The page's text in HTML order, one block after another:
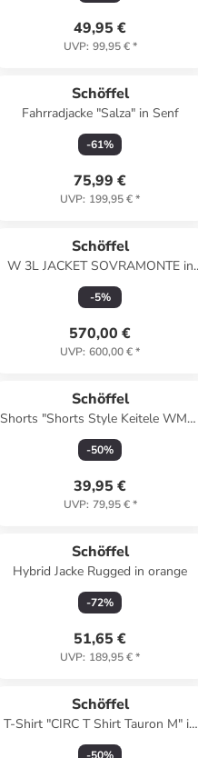
49,95 €
UVP: 99,95 €*
Schöffel
Fahrradjacke "Salza" in Senf
-61%
75,99 €
UVP: 199,95 €*
Schöffel
W 3L JACKET SOVRAMONTE in
Schwarz
-5%
570,00 €
UVP: 600,00 €*
Schöffel
Shorts "Shorts Style Keitele WMS"
in twilight mauve
-50%
39,95 €
UVP: 79,95 €*
Schöffel
Hybrid Jacke Rugged in orange
-72%
51,65 €
UVP: 189,95 €*
Schöffel
T-Shirt "CIRC T Shirt Tauron M" in
ruddy ray